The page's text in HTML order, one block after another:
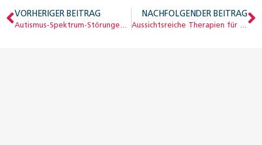
VORHERIGER BEITRAG NACHFOLGENDER BEITRAG